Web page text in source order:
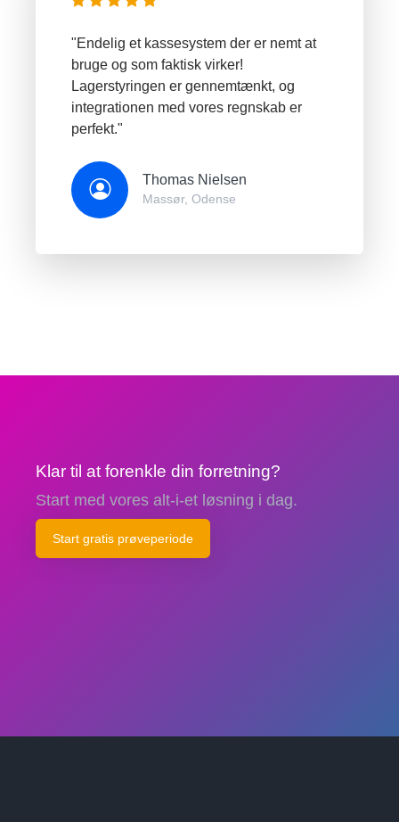
"Endelig et kassesystem der er nemt at
bruge og som faktisk virker!
Lagerstyringen er gennemtænkt, og
integrationen med vores regnskab er
perfekt."
Thomas Nielsen
Massør, Odense
Klar til at forenkle din forretning?
Start med vores alt-i-et løsning i dag.
Start gratis prøveperiode